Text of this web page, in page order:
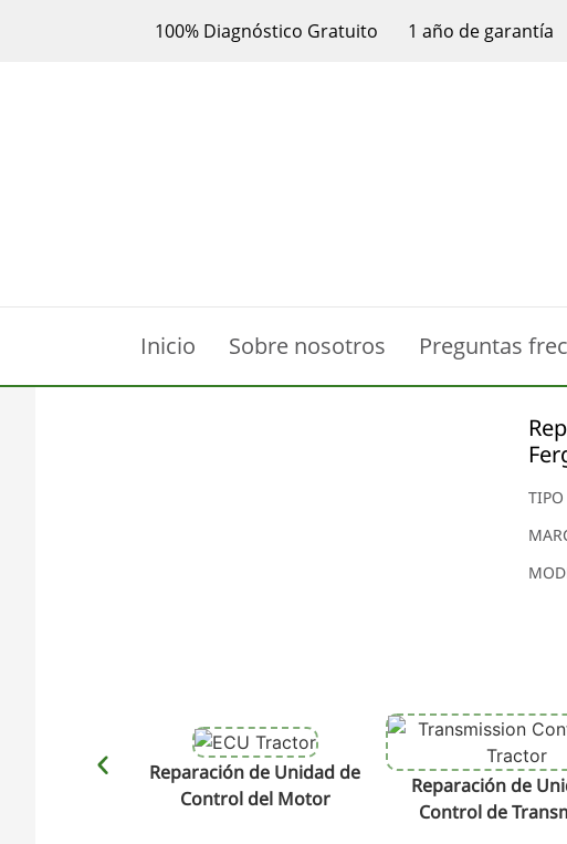
100% Diagnóstico Gratuito 1 año de garantía
Inicio Sobre nosotros Preguntas
TIPO
Reparación de Unidad de
Control del Motor
Reparación de
Control de